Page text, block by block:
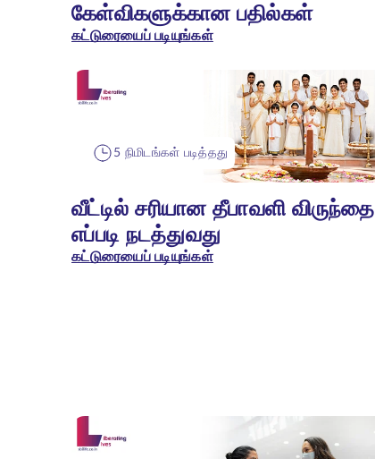
கேள்விகளுக்கான பதில்கள்
கட்டுரையைப் படியுங்கள்
5 நிமிடங்கள் படித்தது
வீட்டில் சரியான தீபாவளி விருந்தை
எப்படி நடத்துவது
கட்டுரையைப் படியுங்கள்